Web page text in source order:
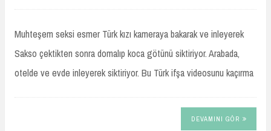
Muhteşem seksi esmer Türk kızı kameraya bakarak ve inleyerek
Sakso çektikten sonra domalıp koca götünü siktiriyor. Arabada,
otelde ve evde inleyerek siktiriyor. Bu Türk ifşa videosunu kaçırma
DEVAMINI GÖR